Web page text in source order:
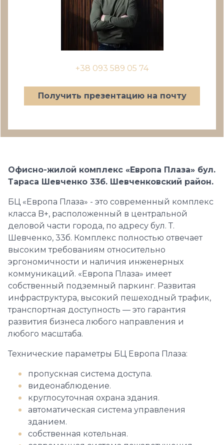
+38 093 589 05 74
Получить презентацию на почту
Офисно-жилой комплекс «Европа Плаза» бул.
Тараса Шевченко 33б. Шевченковский район.
БЦ «Европа Плаза» - это современный комплекс
класса B+, расположенный в центральной
деловой части города, по адресу бул. Т.
Шевченко, 33б. Комплекс полностью отвечает
высоким требованиям относительно
эргономичности и наличия инженерных
коммуникаций. «Европа Плаза» имеет
собственный подземный паркинг. Развитая
инфраструктура, высокий пешеходный трафик,
транспортная доступность — это гарантия
развития бизнеса любого направления и
любого масштаба.
Технические параметры БЦ Европа Плаза:
пропускная система доступа.
видеонаблюдение.
круглосуточная охрана здания.
автоматическая система управления
зданием.
собственная котельная.